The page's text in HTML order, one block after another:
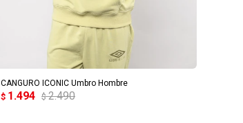
CANGURO ICONIC Umbro Hombre
$ 1.494 $ 2.490
AGREGAR AL CARRITO